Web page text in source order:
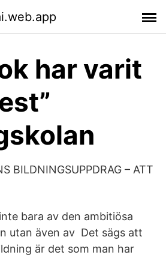
har varit
BILDNINGSUPPDRAG – ATT
bara av den ambitiösa
utan även av Det sägs att
är det som man har